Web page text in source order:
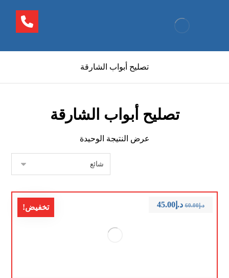
تصليح أبواب الشارقة
تصليح أبواب الشارقة
عرض النتيجة الوحيدة
تخفيض! د.إ60.00 د.إ45.00